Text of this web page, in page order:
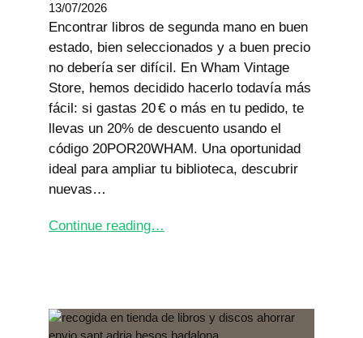
13/07/2026
Encontrar libros de segunda mano en buen
estado, bien seleccionados y a buen precio
no debería ser difícil. En Wham Vintage
Store, hemos decidido hacerlo todavía más
fácil: si gastas 20 € o más en tu pedido, te
llevas un 20% de descuento usando el
código 20POR20WHAM. Una oportunidad
ideal para ampliar tu biblioteca, descubrir
nuevas…
Continue reading…